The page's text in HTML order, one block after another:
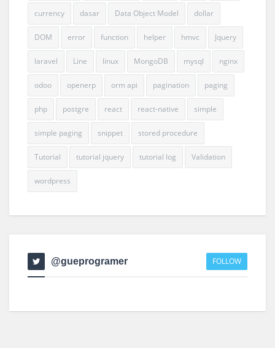
currency dasar Data Object Model dollar
DOM error function helper hmvc Jquery
laravel Line linux MongoDB mysql nginx
odoo openerp orm api pagination paging
php postgre react react-native simple
simple paging snippet stored procedure
Tutorial tutorial jquery tutorial log Validation
wordpress
@gueprogramer FOLLOW